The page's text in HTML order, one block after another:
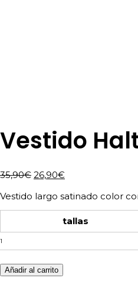
Vestido
35,90€ El
original
35,90€.
26,90€
es:
26,90€.
Vestido largo satinado color
tallas
Vestido
Satinado
Añadir al carrito